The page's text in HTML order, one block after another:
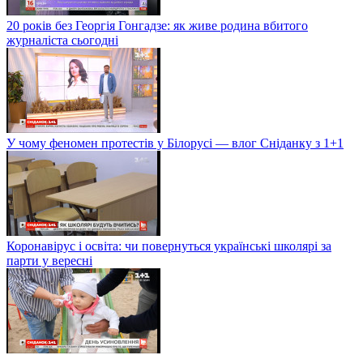
20 років без Георгія Гонгадзе: як живе родина вбитого
журналіста сьогодні
У чому феномен протестів у Білорусі — влог Сніданку з 1+1
Коронавірус і освіта: чи повернуться українські школярі за
парти у вересні